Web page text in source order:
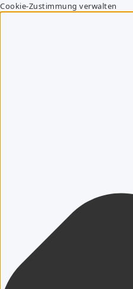
Cookie-Zustimmung verwalten